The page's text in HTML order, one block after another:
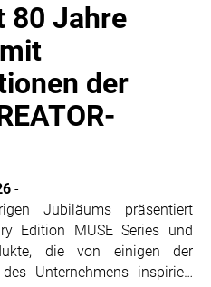
an uns.
80 Jahre
der
-
Jubiläums präsentiert
Edition MUSE Series und
die von einigen der
Unternehmens inspiriert